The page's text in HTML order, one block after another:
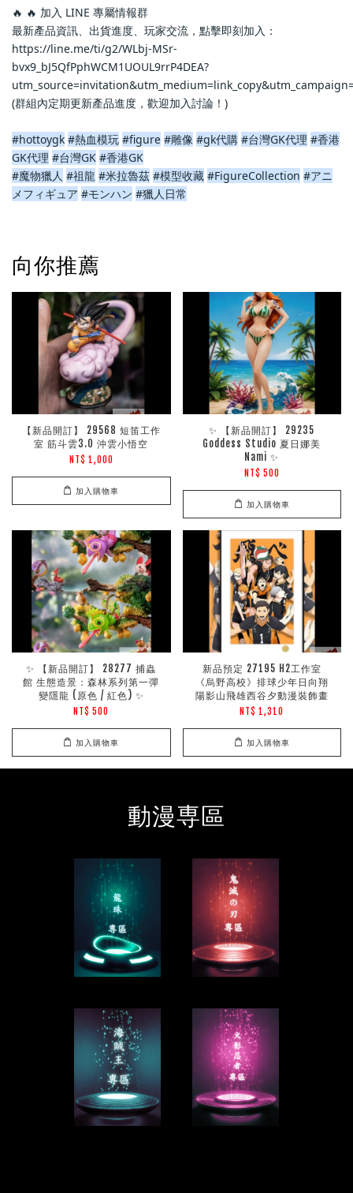
🔥 🔥 加入 LINE 專屬情報群
最新產品資訊、出貨進度、玩家交流，點擊即刻加入：
https://line.me/ti/g2/WLbj-MSr-
bvx9_bJ5QfPphWCM1UOUL9rrP4DEA?
(群組內定期更新產品進度，歡迎加入討論！)
#hottoygk #熱血模玩 #figure #雕像 #gk代購 #台灣GK代理 #香港
GK代理 #台灣GK #香港GK
#魔物獵人 #祖龍 #米拉魯茲 #模型收藏 #FigureCollection #アニ
メフィギュア #モンハン #獵人日常
向你推薦
【新品開訂】 29568 短笛工作
室 筋斗雲3.0 沖雲小悟空
NT$ 1,000
加入購物車
✨ 【新品開訂】 29235
Goddess Studio 夏日娜美
Nami ✨
NT$ 500
加入購物車
✨ 【新品開訂】 28277 捕蟲
館 生態造景：森林系列第一彈
變隱龍 (原色 / 紅色) ✨
NT$ 500
加入購物車
新品預定 27195 H2工作室
《烏野高校》排球少年日向翔
陽影山飛雄西谷夕動漫裝飾畫
NT$ 1,310
加入購物車
動漫専區